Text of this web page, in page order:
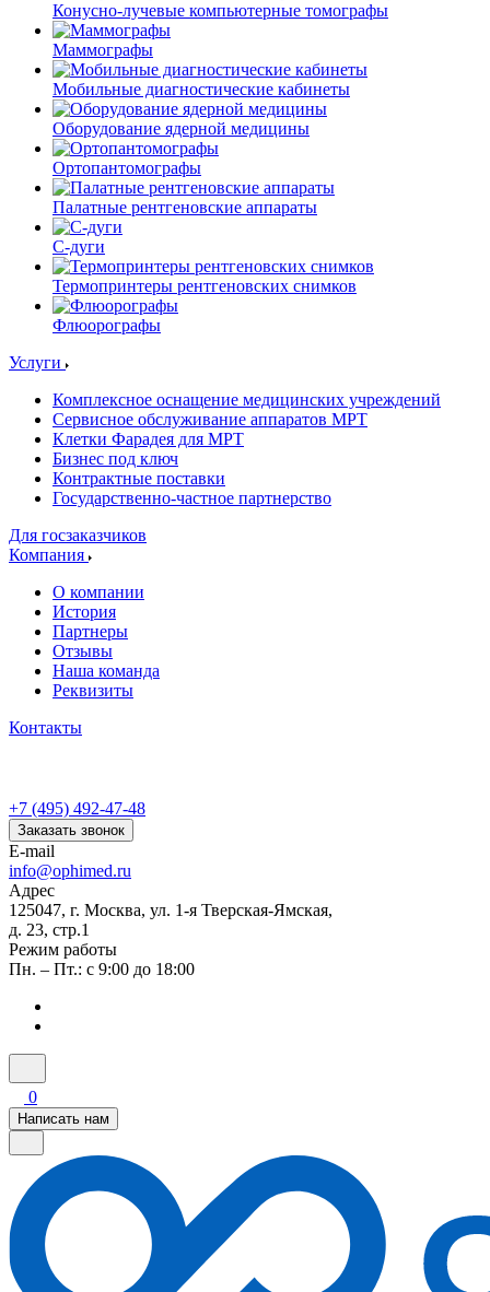
Конусно-лучевые компьютерные томографы
Маммографы
Мобильные диагностические кабинеты
Оборудование ядерной медицины
Ортопантомографы
Палатные рентгеновские аппараты
С-дуги
Термопринтеры рентгеновских снимков
Флюорографы
Услуги
Комплексное оснащение медицинских учреждений
Сервисное обслуживание аппаратов МРТ
Клетки Фарадея для МРТ
Бизнес под ключ
Контрактные поставки
Государственно-частное партнерство
Для госзаказчиков
Компания
О компании
История
Партнеры
Отзывы
Наша команда
Реквизиты
Контакты
+7 (495) 492-47-48
Заказать звонок
E-mail
info@ophimed.ru
Адрес
125047, г. Москва, ул. 1-я Тверская-Ямская,
д. 23, стр.1
Режим работы
Пн. – Пт.: с 9:00 до 18:00
0
Написать нам